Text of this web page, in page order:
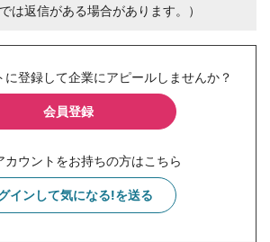
は返信がある場合があります。）
に登録して企業にアピールしませんか？
会員登録
カウントをお持ちの方はこちら
インして気になる!を送る